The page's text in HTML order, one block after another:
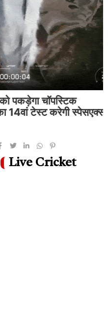
चॉपस्टिक
टेस्ट करेगी स्पेसएक्स;
Live Cricket